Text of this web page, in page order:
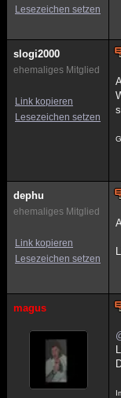
Lesezeichen setzen
slogi2000
ehemaliges Mitglied
Link kopieren
Lesezeichen setzen
dephu
ehemaliges Mitglied
Link kopieren
Lesezeichen setzen
magus